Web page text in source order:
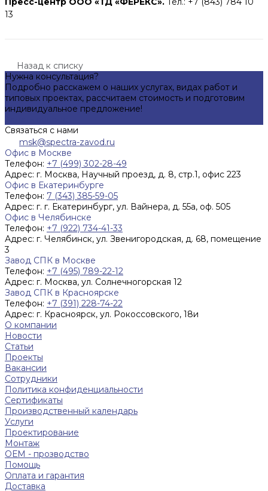
13
Назад к списку
Нужна консультация?
Подробно расскажем о наших услугах, видах работ и
типовых проектах, рассчитаем стоимость и подготовим
индивидуальное предложение!
Связаться с нами
msk@spectra-zavod.ru
Офис в Москве
Телефон: +7 (499) 302-28-49
Адрес: г. Москва, Научный проезд, д. 8, стр.1, офис 223
Офис в Екатеринбурге
Телефон: 7 (343) 385-59-05
Адрес: г. г. Екатеринбург, ул. Вайнера, д. 55а, оф. 505
Офис в Челябинске
Телефон: +7 (922) 734-41-33
Адрес: г. Челябинск, ул. Звенигородская, д. 68, помещение
3
Завод СПК в Москве
Телефон: +7 (495) 789-22-12
Адрес: г. Москва, ул. Солнечногорская 12
Завод СПК в Красноярске
Телефон: +7 (391) 228-74-22
Адрес: г. Красноярск, ул. Рокоссовского, 18и
О компании
Новости
Статьи
Проекты
Вакансии
Сотрудники
Политика конфиденциальности
Сертификаты
Производственный календарь
Услуги
Проектирование
Монтаж
ОЕМ - прозводство
Помощь
Оплата и гарантия
Доставка